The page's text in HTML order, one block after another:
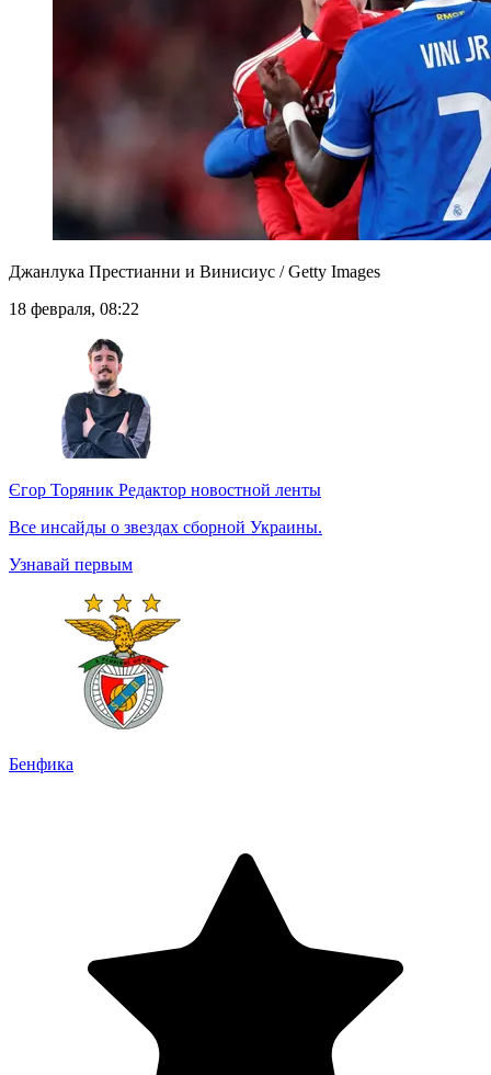
Джанлука Престианни и Винисиус / Getty Images
18 февраля, 08:22
Єгор Торяник Редактор новостной ленты
Все инсайды о звездах сборной Украины.
Узнавай первым
Бенфика